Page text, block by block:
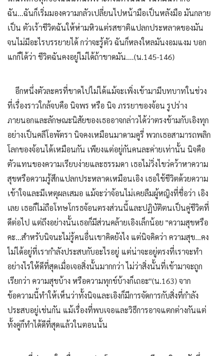
ฉัน...ฉันก็เริ่มมองความกลัวเปลี่ยนไปหน้ามือเป็นหลังมือ มันกลาย
เป็น ตัวเร้าชีวิตฉันให้ห่ามหิวแต่รสชาติแปลกประหลาดของมัน
จนไม่มีอะไรบรรยายได้ กว่าจะรู้ตัว ฉันก็หลงใหลมันงอมแงม บอก
แกก็ได้ว่า ชีวิตฉันคงอยู่ไม่ได้ถ้าขาดมัน....(น.145-146)
อีกหนึ่งตัวละครที่ขาดไปไม่ได้แม้จะเพิ่งเข้ามามีบทบาทในช่วง
ที่เรื่องราวใกล้จบคือ นิจพร หรือ นิจ ภรรยาของจ้อน รูปร่าง
ภายนอกและลักษณะนิสัยของเธออาจกล่าวได้ว่าตรงข้ามกับเอิงทุก
อย่างเป็นคลีโอพัตรา นิจคงเหมือนมาดามคูรี่ พวกเธอสามารถพลิก
โลกของจ้อนได้เหมือนกัน เพียงแต่อยู่กันคนละค่ายเท่านั้น นิจคือ
ตัวแทนของความเรียบง่ายและธรรมดา เธอไม่วิ่งไขว่คว้าหาความ
สุขหรือความรู้สึกแปลกประหลาดเหมือนเอิง เธอใช้ชีวิตด้วยความ
เข้าใจและมีเหตุผลเสมอ แม้จะว่าจ้อนไม่เคยลืมผู้หญิงที่ชื่อว่า เอิง
เลย เธอก็ไม่ถือโทษโกรธจ้อนตรงส่วนนี้และปฏิบัติตนเป็นคู่ชีวิตที่
ดีต่อไป แต่ถึงอย่างนั้นเธอก็มีส่วนคล้ายเอิงเล็กน้อย "ความสุขหรือ
คะ...สำหรับนิจนะไม่รู้คนอื่นเขาคิดยังไง แต่นิจคิดว่า ความสุข...คง
ไม่ได้อยู่ที่เรากำลังประสบกับอะไรอยู่ แต่น่าจะอยู่ตรงที่เราจะทำ
อย่างไรให้ดีที่สุดเมื่อเจอสิ่งนั้นมากกว่า ไม่ว่าสิ่งนั้นที่เข้ามาจะถูก
เรียกว่า ความสุขบ้าง หรือความทุกข์บ้างก็เถอะ"(น.163) จาก
ข้อความนี้ทำให้เห็นว่าทั้งนิจและเอิงก็มีการจัดการกับสิ่งที่กำลัง
ประสบอยู่เช่นกัน แม้เรื่องที่พบเจอและวิธีการอาจแตกต่างกันแต่
ทั้งคู่ก็ทำได้ดีที่สุดแล้วในตอนนั้น